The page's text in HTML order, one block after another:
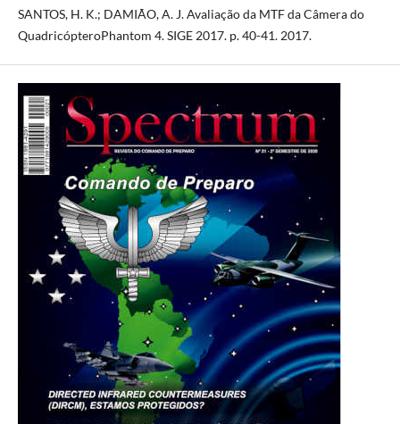
SANTOS, H. K.; DAMIÃO, A. J. Avaliação da MTF da Câmera do
QuadricópteroPhantom 4. SIGE 2017. p. 40-41. 2017.